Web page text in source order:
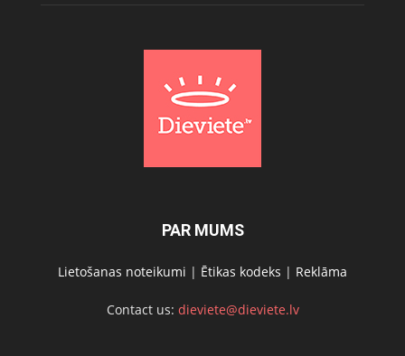
PAR MUMS
Lietošanas noteikumi | Ētikas kodeks | Reklāma
Contact us: dieviete@dieviete.lv